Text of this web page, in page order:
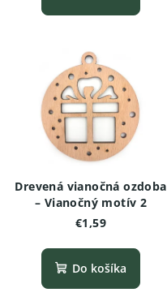
Drevená vianočná ozdoba
– Vianočný motív 2
€1,59
Do košíka